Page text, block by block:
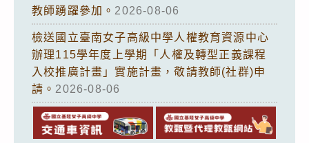
教師踴躍參加。 2026-08-06
檢送國立臺南女子高級中學人權教育資源中心
辦理115學年度上學期「人權及轉型正義課程
入校推廣計畫」實施計畫，敬請教師(社群)申
請。 2026-08-06